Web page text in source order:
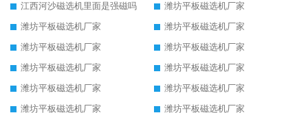
江西河沙磁选机里面是强磁吗
潍坊平板磁选机厂家
潍坊平板磁选机厂家
潍坊平板磁选机厂家
潍坊平板磁选机厂家
潍坊平板磁选机厂家
潍坊平板磁选机厂家
潍坊平板磁选机厂家
潍坊平板磁选机厂家
潍坊平板磁选机厂家
潍坊平板磁选机厂家
潍坊平板磁选机厂家